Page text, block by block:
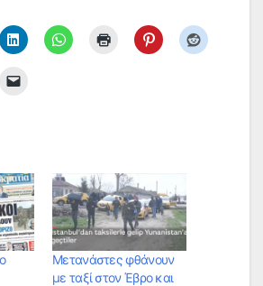
Μετανάστες φθάνουν
με ταξί στον Έβρο και